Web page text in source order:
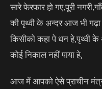
सारे फेरफार हो गए,पूरी
की पृथ्वी के अन्दर आज भी
किसीको कहा पे धन हे,पृथ्वी
कोई निकाल नहीं पाया हे,
आज में आपको ऐसे प्राचीन